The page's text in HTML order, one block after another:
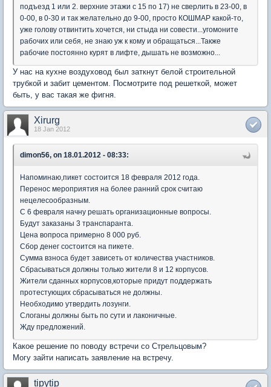
подъезд 1 или 2. верхние этажи с 15 по 17) не сверлить в 23-00, в
0-00, в 0-30 и так желательно до 9-00, просто КОШМАР какой-то,
уже голову отвинтить хочется, ни стыда ни совести...угомоните
рабочих или себя, не знаю уж к кому и обращаться...Также
рабочие постоянно курят в лифте, дышать не возможно...
У нас на кухне воздуховод был заткнут белой строительной
трубкой и забит цементом. Посмотрите под решеткой, может
быть, у вас такая же фигня.
Xirurg
18 Jan 2012
dimon56, on 18.01.2012 - 08:33:
Напоминаю,пикет состоится 18 февраля 2012 года.
Перенос мероприятия на более ранний срок считаю
нецелесообразным.
С 6 февраля начну решать организационные вопросы.
Будут заказаны 3 транспаранта.
Цена вопроса примерно 8 000 руб.
Сбор денег состоится на пикете.
Сумма взноса будет зависеть от количества участников.
Сбрасываться должны только жители 8 и 12 корпусов.
Жители сданных корпусов,которые придут поддержать
протестующих сбрасываться не должны.
Необходимо утвердить лозунги.
Слоганы должны быть по сути и лаконичные.
Жду предложений.
Какое решение по поводу встречи со Стрельцовым?
Могу зайти написать заявление на встречу.
tipytip